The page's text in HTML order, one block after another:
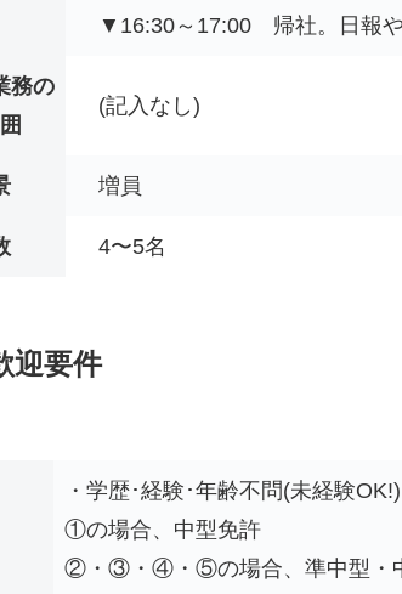
▼16:30～17:00 帰社。日報
務の
(記入なし)
増員
4〜5名
迎要件
・学歴･経験･年齢不問(未経験OK!)
①の場合、中型免許
②・③・④・⑤の場合、準中型・